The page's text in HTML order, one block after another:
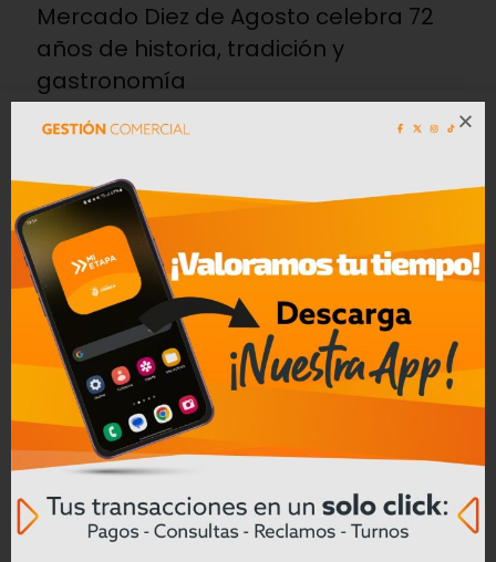
Mercado Diez de Agosto celebra 72
años de historia, tradición y
gastronomía
04/08/2026
Cinco farmacias clausuradas en
Azogues por comercialización de
productos reportados como robados